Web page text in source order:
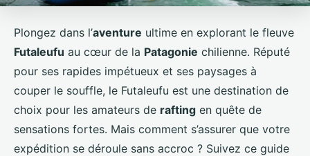
Plongez dans l’aventure ultime en explorant le fleuve
Futaleufu au cœur de la Patagonie chilienne. Réputé
pour ses rapides impétueux et ses paysages à
couper le souffle, le Futaleufu est une destination de
choix pour les amateurs de rafting en quête de
sensations fortes. Mais comment s’assurer que votre
expédition se déroule sans accroc ? Suivez ce guide